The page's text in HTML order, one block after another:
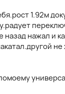
1.92м
назад нажал и
не